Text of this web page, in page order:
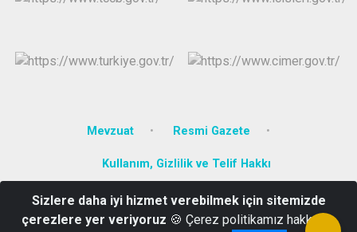
Mevzuat Resmi Gazete
Kullanım, Gizlilik ve Telif Hakkı
Cuma Mah Atatürk Cad. Hükümet Konağı Kat:3 Keles - BURSA
0224 861 20 05
Sizlere daha iyi hizmet verebilmek için sitemizde
çerezlere yer veriyoruz 🍪 Çerez politikamız hakkında